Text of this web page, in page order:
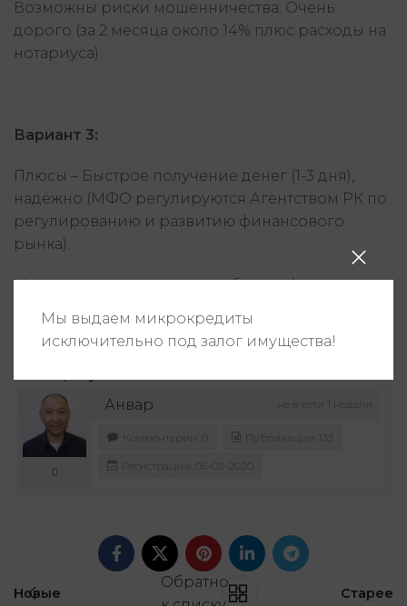
Мы выдаем микрокредиты
исключительно под залог имущества!
Возможны риски мошенничества. Очень
дорого (за 2 месяца около 14% плюс расходы на
нотариуса)
Вариант 3:
Плюсы – Быстрое получение денег (1-3 дня),
надёжно (МФО регулируются Агентством РК по
регулированию и развитию финансового
рынка).
Минусы – Немного дороже банков (за два
оценке и регистрации залога)
не в сети 1 неделя
Анвар
0
Комментарии: 0 Публикации: 133
Регистрация: 05-03-2020
Новые
Обратно
Старее